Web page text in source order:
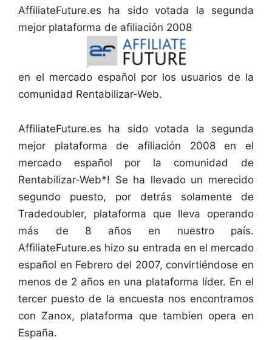
AffiliateFuture.es ha sido votada la segunda
mejor plataforma de afiliación 2008
en el mercado español por los usuarios de la
comunidad Rentabilizar-Web.
AffiliateFuture.es ha sido votada la segunda
mejor plataforma de afiliación 2008 en el
mercado español por la comunidad de
Rentabilizar-Web*! Se ha llevado un merecido
segundo puesto, por detrás solamente de
Tradedoubler, plataforma que lleva operando
más de 8 años en nuestro país.
AffiliateFuture.es hizo su entrada en el mercado
español en Febrero del 2007, convirtiéndose en
menos de 2 años en una plataforma líder. En el
tercer puesto de la encuesta nos encontramos
con Zanox, plataforma que tambien opera en
España.